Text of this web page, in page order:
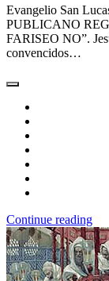
Evangelio San
PUBLICANO
FARISEO NO”.
convencidos…
Continue reading